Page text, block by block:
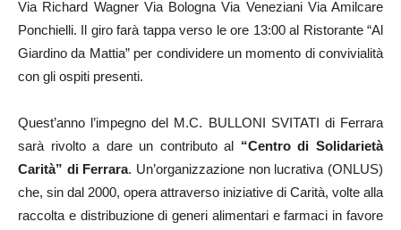
Via Richard Wagner Via Bologna Via Veneziani Via Amilcare
Ponchielli. Il giro farà tappa verso le ore 13:00 al Ristorante “Al
Giardino da Mattia” per condividere un momento di convivialità
con gli ospiti presenti.
Quest’anno l’impegno del M.C. BULLONI SVITATI di Ferrara
sarà rivolto a dare un contributo al “Centro di Solidarietà
Carità” di Ferrara. Un’organizzazione non lucrativa (ONLUS)
che, sin dal 2000, opera attraverso iniziative di Carità, volte alla
raccolta e distribuzione di generi alimentari e farmaci in favore